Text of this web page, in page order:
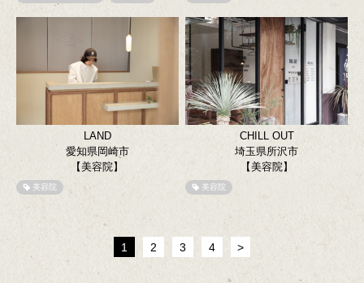
LAND
愛知県岡崎市
【美容院】
美容院
CHILL OUT
埼玉県所沢市
【美容院】
美容院
1 2 3 4 >